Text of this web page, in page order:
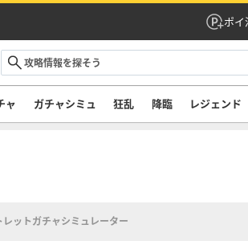
ポイ
ャ ガチャシミュ 狂乱 降臨 レジェンド
レットガチャシミュレーター